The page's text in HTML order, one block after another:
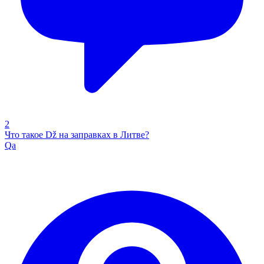
2
Что такое Dž на заправках в Литве?
Qa